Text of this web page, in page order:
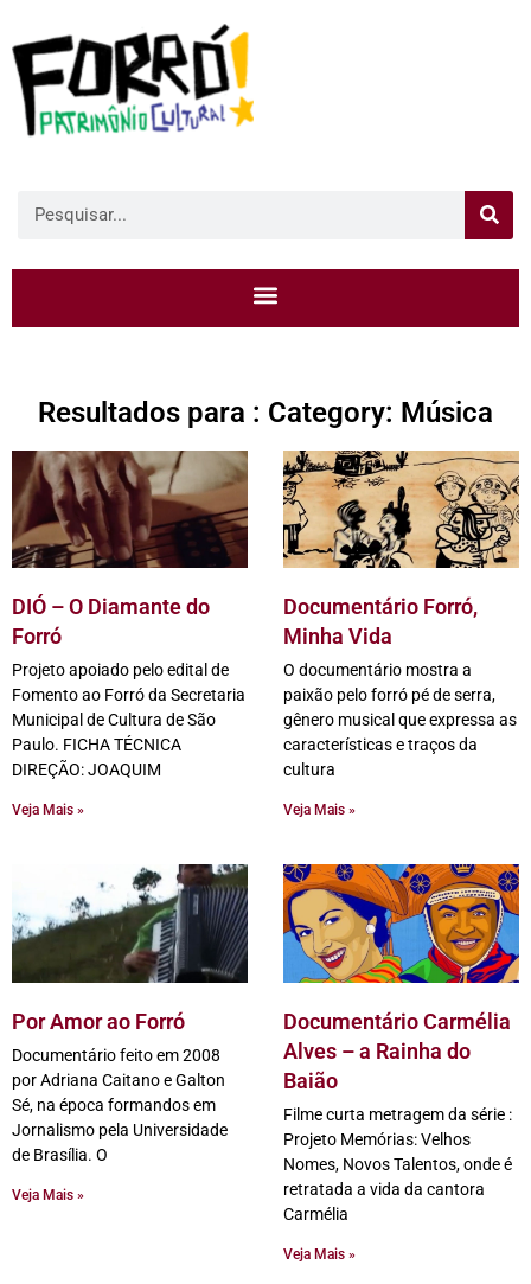
Resultados para : Category: Música
DIÓ – O Diamante do
Forró
Projeto apoiado pelo edital de
Fomento ao Forró da Secretaria
Municipal de Cultura de São
Paulo. FICHA TÉCNICA
DIREÇÃO: JOAQUIM
Veja Mais »
Documentário Forró,
Minha Vida
O documentário mostra a
paixão pelo forró pé de serra,
gênero musical que expressa as
características e traços da
cultura
Veja Mais »
Por Amor ao Forró
Documentário feito em 2008
por Adriana Caitano e Galton
Sé, na época formandos em
Jornalismo pela Universidade
de Brasília. O
Veja Mais »
Documentário Carmélia
Alves – a Rainha do
Baião
Filme curta metragem da série :
Projeto Memórias: Velhos
Nomes, Novos Talentos, onde é
retratada a vida da cantora
Carmélia
Veja Mais »